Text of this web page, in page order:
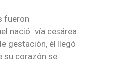
fueron
nació vía cesárea
gestación, él llegó
su corazón se